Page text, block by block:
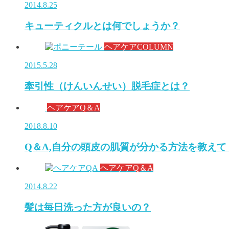
2014.8.25
キューティクルとは何でしょうか？
ヘアケアCOLUMN
2015.5.28
牽引性（けんいんせい）脱毛症とは？
ヘアケアQ＆A
2018.8.10
Q＆A,自分の頭皮の肌質が分かる方法を教え
ヘアケアQ＆A
2014.8.22
髪は毎日洗った方が良いの？